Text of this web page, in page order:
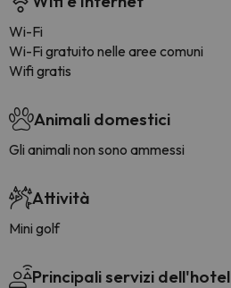
Wi-Fi
Wi-Fi gratuito nelle aree comuni
Wifi gratis
Animali domestici
Gli animali non sono ammessi
Attività
Mini golf
Principali servizi dell'hotel